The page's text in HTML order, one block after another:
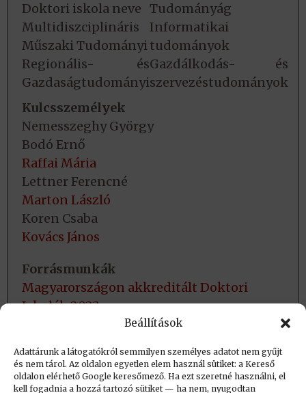
Beállítások
Adattárunk a látogatókról semmilyen személyes adatot nem gyűjt
és nem tárol. Az oldalon egyetlen elem használ sütiket: a Kereső
oldalon elérhető Google keresőmező. Ha ezt szeretné használni, el
kell fogadnia a hozzá tartozó sütiket — ha nem, nyugodtan
Doktori iskola neve Tudományág
Multidiszciplináris
Műszaki Tudományi
Informatikai
tudományok
Regionális- és
Gazdaságtudományi
Gazdálkodás- és
szervezéstudományok
Kulcsszemélyek
Nemesszeghy György
Bodó Ernő
Raffai Mária
Lettner Ferencné
Marton László
Koren Csaba
Kovács János
Forrásmunkák
Magyarországon akkreditált Doktori
Iskolák 2023.
A számítástechnika felsőfokú oktatásának
Létrehozva: 2016.07.18. 15:41